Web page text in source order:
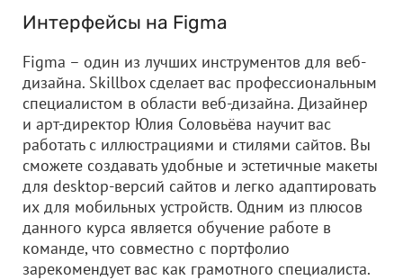
Интерфейсы на Figma
Figma – один из лучших инструментов для веб-
дизайна. Skillbox сделает вас профессиональным
специалистом в области веб-дизайна. Дизайнер
и арт-директор Юлия Соловьёва научит вас
работать с иллюстрациями и стилями сайтов. Вы
сможете создавать удобные и эстетичные макеты
для desktop-версий сайтов и легко адаптировать
их для мобильных устройств. Одним из плюсов
данного курса является обучение работе в
команде, что совместно с портфолио
зарекомендует вас как грамотного специалиста.